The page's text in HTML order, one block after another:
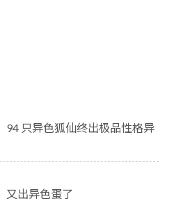
94 只异色狐仙终出极品性格异
又出异色蛋了